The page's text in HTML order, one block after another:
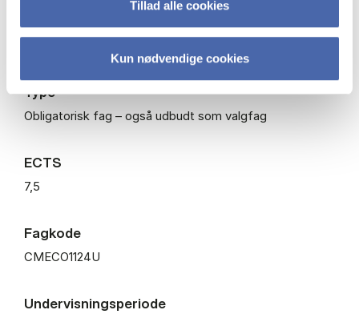
Tillad alle cookies
Kun nødvendige cookies
Type
Obligatorisk fag – også udbudt som valgfag
ECTS
7,5
Fagkode
CMECO1124U
Undervisningsperiode